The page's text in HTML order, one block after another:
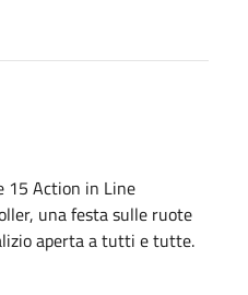
15 Action in Line
una festa sulle ruote
aperta a tutti e tutte.